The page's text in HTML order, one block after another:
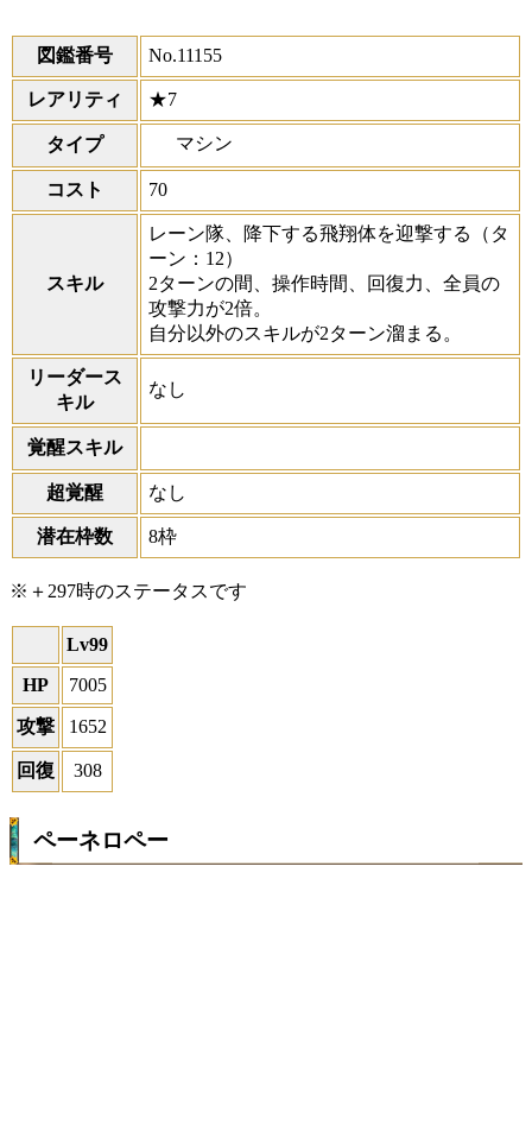
図鑑番号 No.11155
レアリティ ★7
タイプ マシン
コスト 70
スキル
レーン隊、降下する飛翔体を迎撃する
（タ
ーン：12）
2ターンの間、操作時間、回復力、全員の
攻撃力が2倍。
自分以外のスキルが2ターン溜まる。
リーダース
キル
なし
覚醒スキル
超覚醒 なし
潜在枠数 8枠
※＋297時のステータスです
Lv99
HP
7005
攻撃 1652
回復 308
ペーネロペー